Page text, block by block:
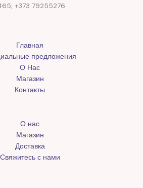
+373 79255276
Главная
предложения
О Нас
Магазин
Контакты
О нас
Магазин
Доставка
Свяжитесь с нами